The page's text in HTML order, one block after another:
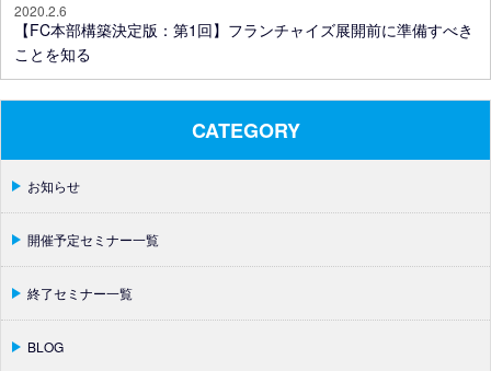
2020.2.6
【FC本部構築決定版：第1回】フランチャイズ展開前に準備すべき
ことを知る
CATEGORY
お知らせ
開催予定セミナー一覧
終了セミナー一覧
BLOG